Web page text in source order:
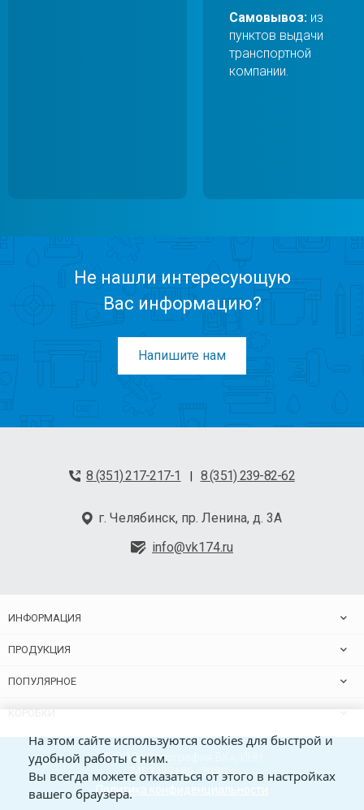
Самовывоз: из
пунктов выдачи
транспортной
компании.
Не нашли интересующую
Вас информацию?
Напишите нам
8 (351) 217-217-1 | 8 (351) 239-82-62
г. Челябинск, пр. Ленина, д. 3А
info@vk174.ru
ИНФОРМАЦИЯ
ПРОДУКЦИЯ
ПОПУЛЯРНОЕ
© ООО «Типография ВК», ИНН
7453228180 , 2026 г.
Политика конфиденциальности
На этом сайте используются cookies для быстрой и
удобной работы с ним.
Вы всегда можете отказаться от этого в настройках
вашего браузера.